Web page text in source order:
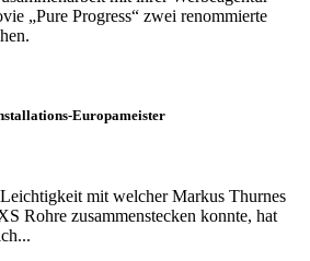
„Pure Progress“ zwei renommierte
Europameister
Leichtigkeit mit welcher Markus Thurnes
Rohre zusammenstecken konnte, hat